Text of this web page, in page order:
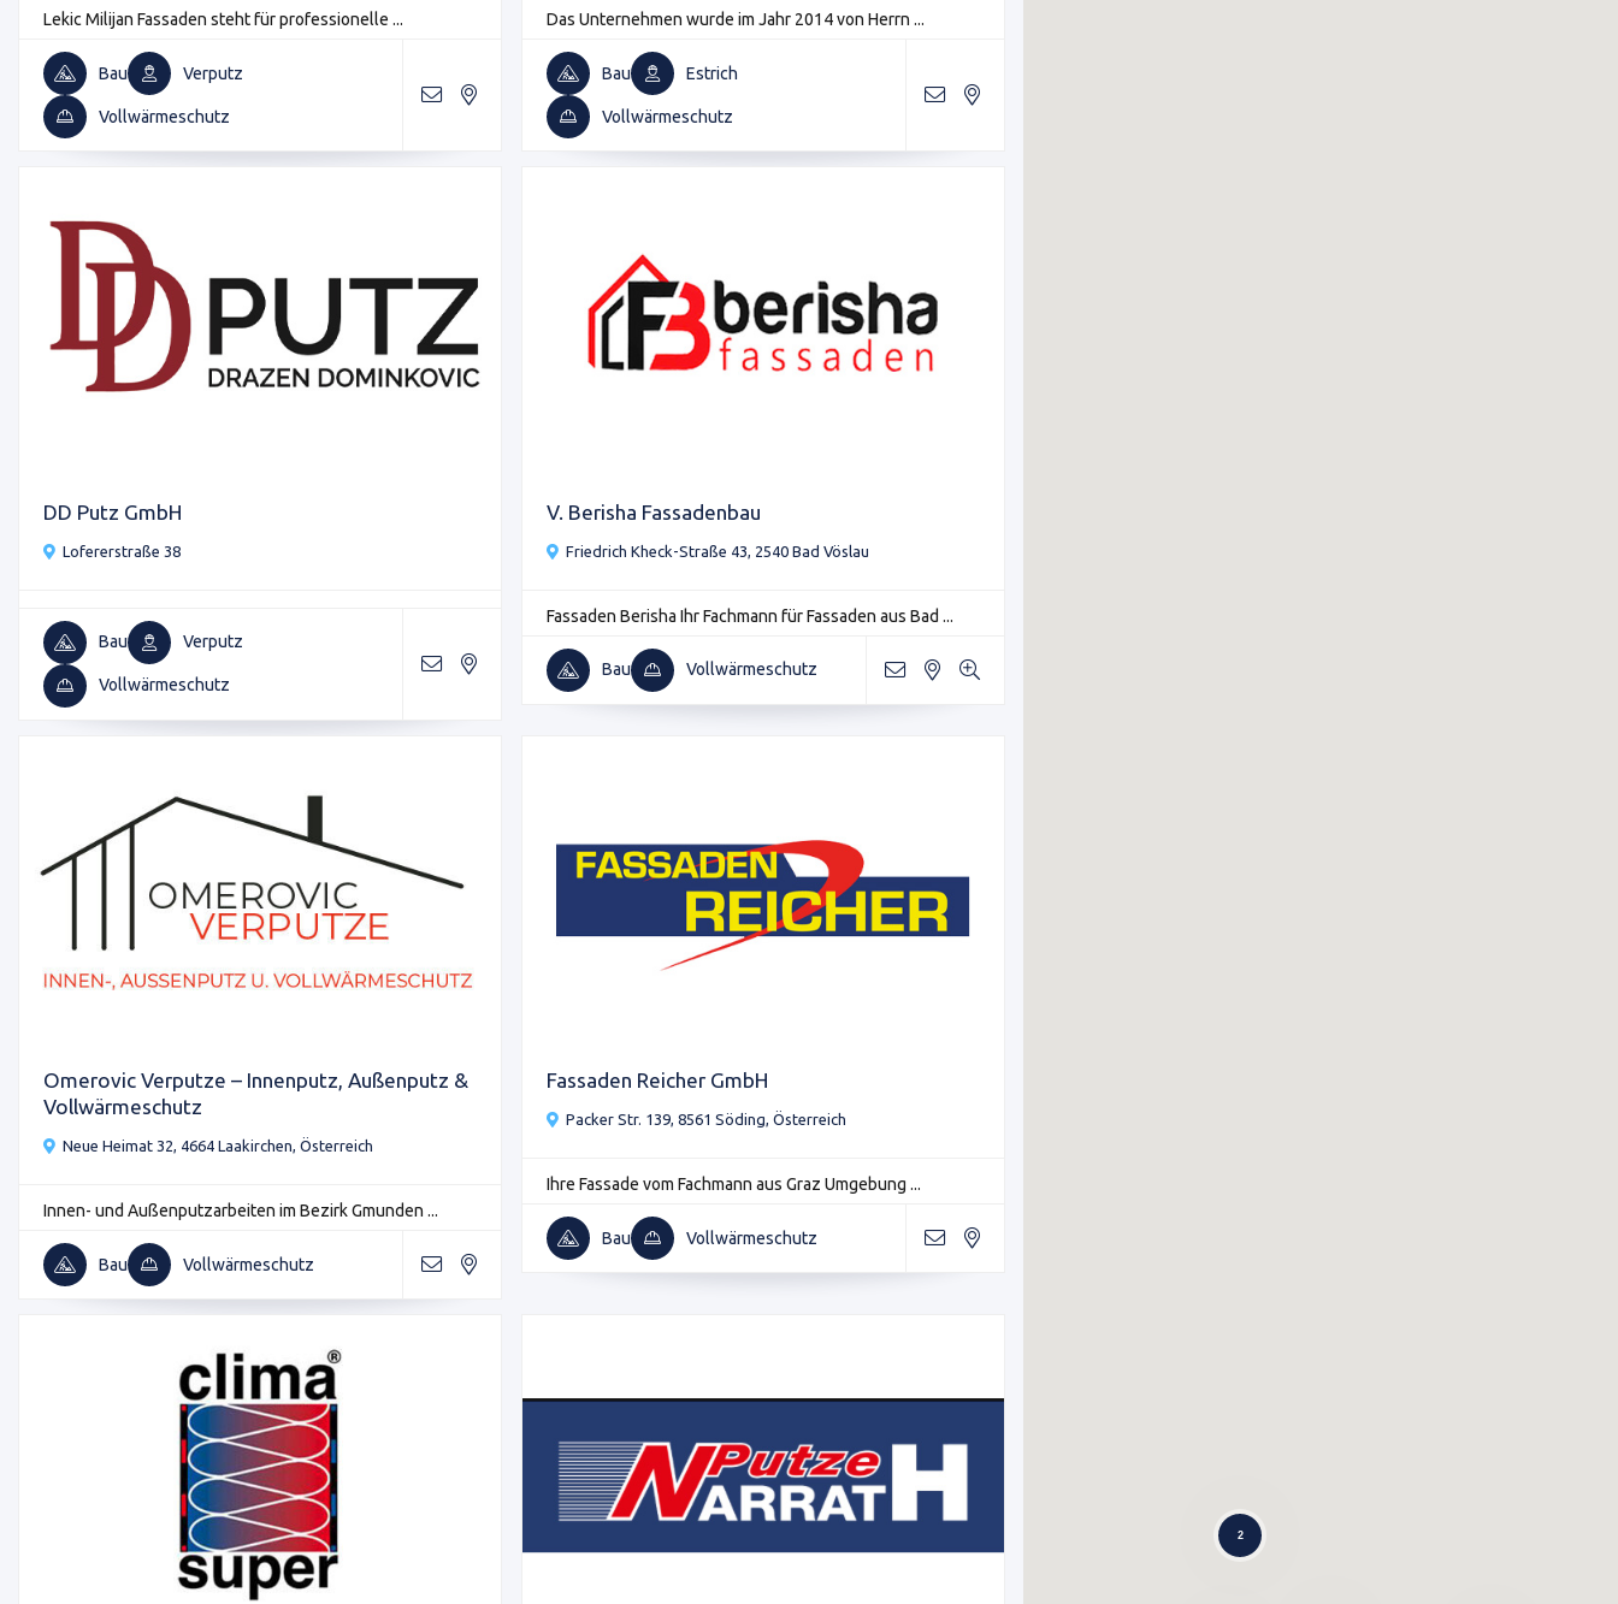
2
Lekic Milijan Fassaden steht für professionelle ...
Bau Verputz
Vollwärmeschutz
Das Unternehmen wurde im Jahr 2014 von Herrn ...
Bau Estrich
Vollwärmeschutz
DD Putz GmbH
Lofererstraße 38
Bau Verputz
Vollwärmeschutz
V. Berisha Fassadenbau
Friedrich Kheck-Straße 43, 2540 Bad Vöslau
Fassaden Berisha Ihr Fachmann für Fassaden aus Bad ...
Bau Vollwärmeschutz
Omerovic Verputze – Innenputz, Außenputz &
Vollwärmeschutz
Neue Heimat 32, 4664 Laakirchen, Österreich
Innen- und Außenputzarbeiten im Bezirk Gmunden ...
Bau Vollwärmeschutz
Fassaden Reicher GmbH
Packer Str. 139, 8561 Söding, Österreich
Ihre Fassade vom Fachmann aus Graz Umgebung ...
Bau Vollwärmeschutz